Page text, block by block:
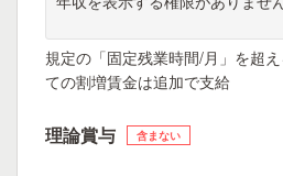
規定の「固定残業時間/月」を超
ての割増賃金は追加で支給
理論賞与 含まない